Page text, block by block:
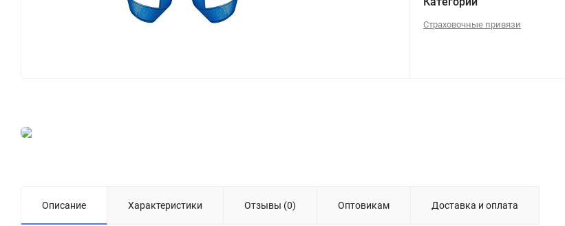
Страховочные привязи
Описание Характеристики Отзывы (0) Оптовикам Доставка и оплата